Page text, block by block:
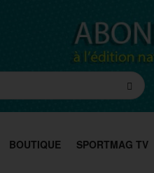
BOUTIQUE SPORTMAG TV